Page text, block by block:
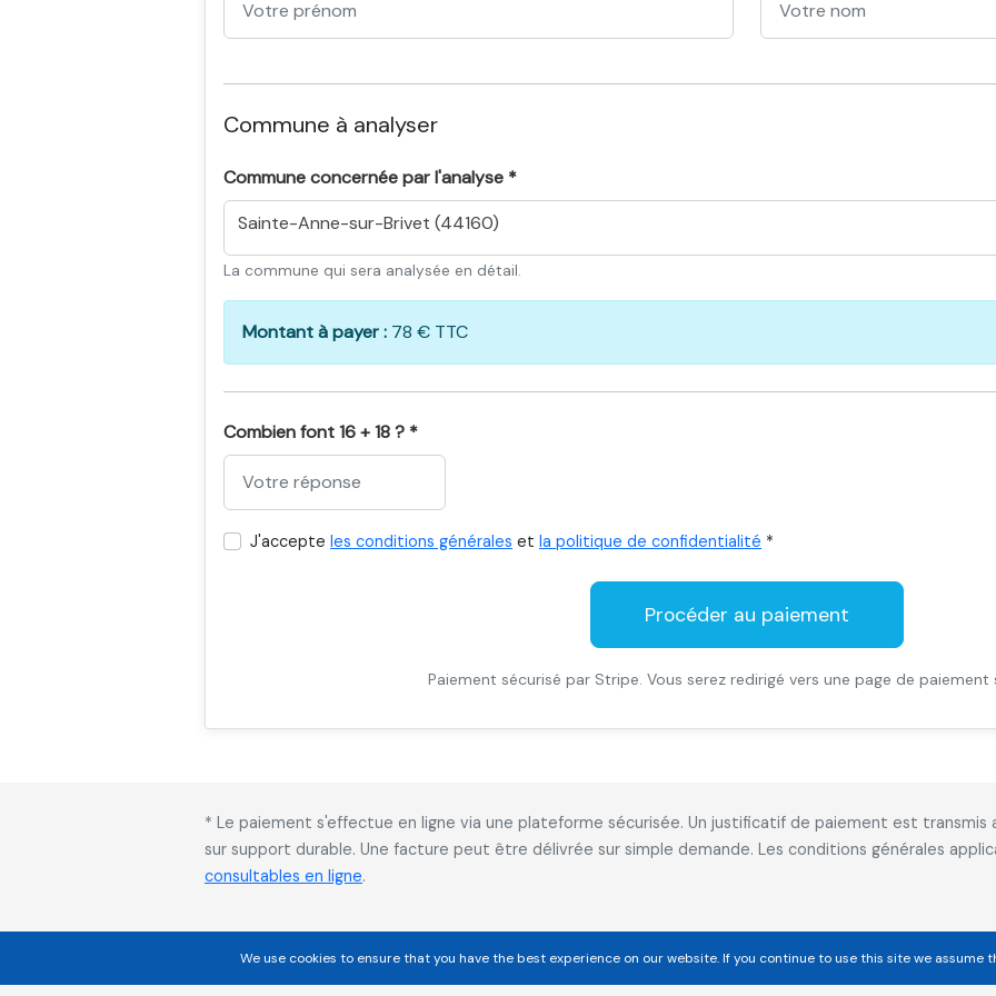
Commune à analyser
Commune concernée par l'analyse *
Sainte-Anne-sur-Brivet (44160)
La commune qui sera analysée en détail.
Montant à payer : 78 € TTC
Combien font 16 + 18 ? *
J'accepte les conditions générales et la politique de confidentialité *
Procéder au paiement
Paiement sécurisé par Stripe. Vous serez redirigé vers une page de paiement
* Le paiement s'effectue en ligne via une plateforme sécurisée. Un justificatif de paiement est
sur support durable. Une facture peut être délivrée sur simple demande. Les conditions générales
consultables en ligne.
We use cookies to ensure that you have the best experience on our website. If you continue to use this site we assume